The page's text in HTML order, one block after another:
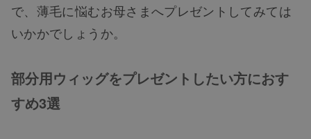
で、薄毛に悩むお母さまへプレゼントしてみては
いかかでしょうか。
部分用ウィッグをプレゼントしたい方におす
すめ3選